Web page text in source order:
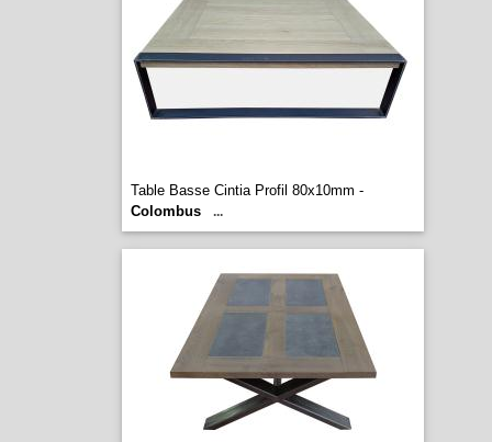
Table Basse Cintia Profil 80x10mm -
Colombus
...